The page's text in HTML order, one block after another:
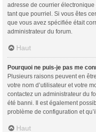
adresse de courrier
tant que pourriel. Si vous êtes
que vous avez spécifiée était
administrateur du forum.
Haut
Pourquoi ne puis-je pas me
Plusieurs raisons peuvent en
votre nom d’utilisateur et votre
contactez un administrateur du
été banni. Il est également
problème de configuration et
Haut